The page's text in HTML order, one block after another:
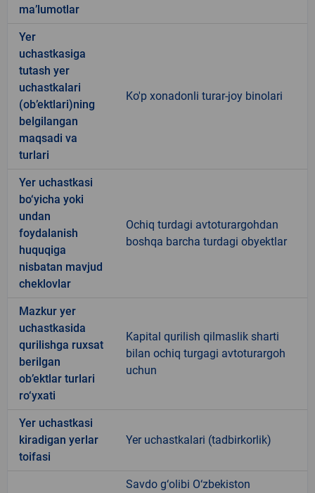
ma’lumotlar
Yer
uchastkasiga
tutash yer
uchastkalari
(ob’ektlari)ning
belgilangan
maqsadi va
turlari
Ko'p xonadonli turar-joy binolari
Yer uchastkasi
bo‘yicha yoki
undan
foydalanish
huquqiga
nisbatan mavjud
cheklovlar
Ochiq turdagi avtoturargohdan
boshqa barcha turdagi obyektlar
Mazkur yer
uchastkasida
qurilishga ruxsat
berilgan
ob’ektlar turlari
ro‘yxati
Kapital qurilish qilmaslik sharti
bilan ochiq turgagi avtoturargoh
uchun
Yer uchastkasi
kiradigan yerlar
toifasi
Yer uchastkalari (tadbirkorlik)
Savdo g‘olibi O‘zbekiston